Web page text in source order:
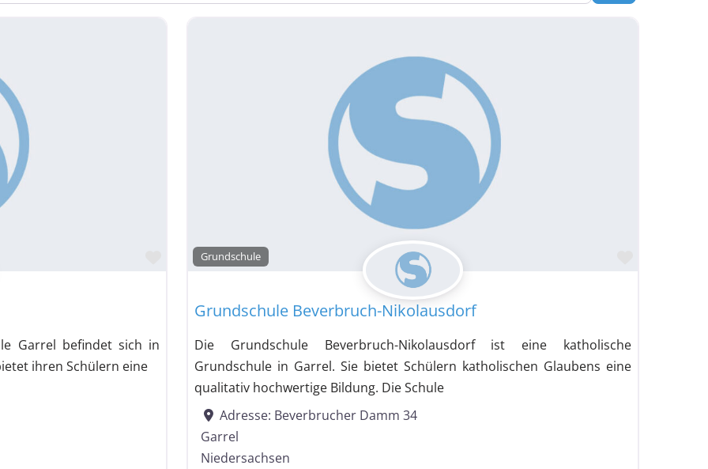
mit Realschulzweig
mit Förderschulklassen
Integrierte Gesamtschule / Schule mit Gesamtschulcharakter /
Integrierte Gesamtschule / Schule mit
mit Förderschulklassen
Integrierte Gesamtschule / Schule mit
Kooperative Gesamtschule mit Grundschulzweig nach
Favorit
Garrel befindet sich in
ihren Schülern eine
Grundschule
Grundschule Beverbruch-Nikolausdorf
Die Grundschule Beverbruch-Nikolausdorf ist eine katholische
Grundschule in Garrel. Sie bietet Schülern katholischen Glaubens eine
qualitativ hochwertige Bildung. Die Schule
Adresse: Beverbrucher Damm 34
Garrel
Niedersachsen